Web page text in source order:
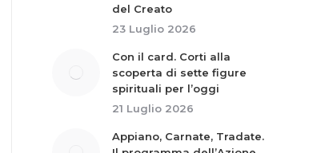
del Creato
23 Luglio 2026
Con il card. Corti alla
scoperta di sette figure
spirituali per l’oggi
21 Luglio 2026
Appiano, Carnate, Tradate.